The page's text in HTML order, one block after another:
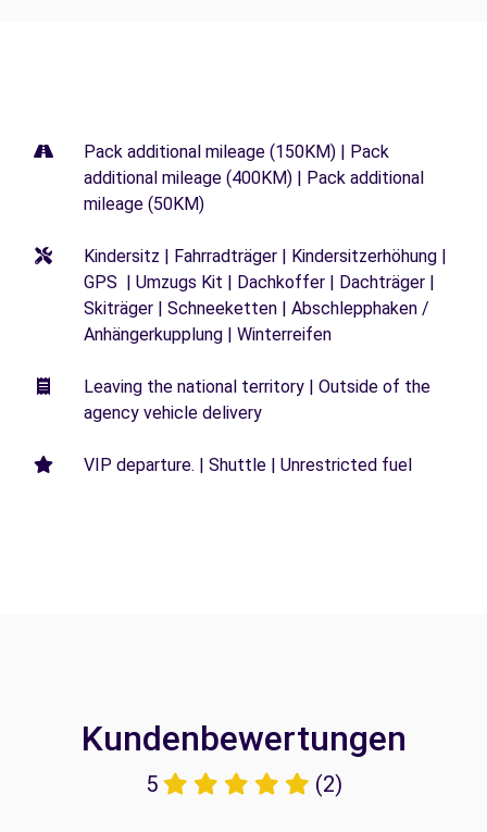
Pack additional mileage (150KM) | Pack
additional mileage (400KM) | Pack additional
mileage (50KM)
Kindersitz | Fahrradträger | Kindersitzerhöhung |
GPS | Umzugs Kit | Dachkoffer | Dachträger |
Skiträger | Schneeketten | Abschlepphaken /
Anhängerkupplung | Winterreifen
Leaving the national territory | Outside of the
agency vehicle delivery
VIP departure. | Shuttle | Unrestricted fuel
Kundenbewertungen
5 (2)